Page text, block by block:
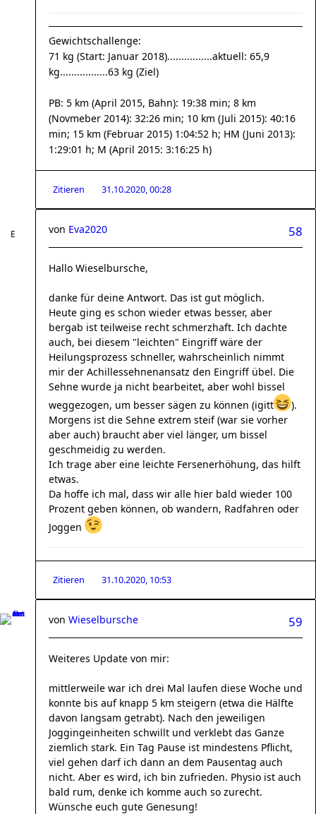
Gewichtschallenge:
71 kg (Start: Januar 2018)................aktuell: 65,9
kg.................63 kg (Ziel)
PB: 5 km (April 2015, Bahn): 19:38 min; 8 km
(Novmeber 2014): 32:26 min; 10 km (Juli 2015): 40:16
min; 15 km (Februar 2015) 1:04:52 h; HM (Juni 2013):
1:29:01 h; M (April 2015: 3:16:25 h)
Zitieren 31.10.2020, 00:28
58
von Eva2020
Hallo Wieselbursche,
danke für deine Antwort. Das ist gut möglich.
Heute ging es schon wieder etwas besser, aber
bergab ist teilweise recht schmerzhaft. Ich dachte
auch, bei diesem "leichten" Eingriff wäre der
Heilungsprozess schneller, wahrscheinlich nimmt
mir der Achillessehnenansatz den Eingriff übel. Die
Sehne wurde ja nicht bearbeitet, aber wohl bissel
weggezogen, um besser sägen zu können (igitt
).
Morgens ist die Sehne extrem steif (war sie vorher
aber auch) braucht aber viel länger, um bissel
geschmeidig zu werden.
Ich trage aber eine leichte Fersenerhöhung, das hilft
etwas.
Da hoffe ich mal, dass wir alle hier bald wieder 100
Prozent geben können, ob wandern, Radfahren oder
Joggen
Zitieren 31.10.2020, 10:53
59
von Wieselbursche
Weiteres Update von mir:
mittlerweile war ich drei Mal laufen diese Woche und
konnte bis auf knapp 5 km steigern (etwa die Hälfte
davon langsam getrabt). Nach den jeweiligen
Joggingeinheiten schwillt und verklebt das Ganze
ziemlich stark. Ein Tag Pause ist mindestens Pflicht,
viel gehen darf ich dann an dem Pausentag auch
nicht. Aber es wird, ich bin zufrieden. Physio ist auch
bald rum, denke ich komme auch so zurecht.
Wünsche euch gute Genesung!